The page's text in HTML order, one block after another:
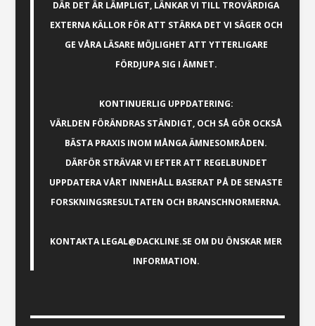
DÄR DET ÄR LÄMPLIGT, LÄNKAR VI TILL TROVÄRDIGA
EXTERNA KÄLLOR FÖR ATT STÄRKA DET VI SÄGER OCH
GE VÅRA LÄSARE MÖJLIGHET ATT YTTERLIGARE
FÖRDJUPA SIG I ÄMNET.
KONTINUERLIG UPPDATERING:
VÄRLDEN FÖRÄNDRAS STÄNDIGT, OCH SÅ GÖR OCKSÅ
BÄSTA PRAXIS INOM MÅNGA ÄMNESOMRÅDEN.
DÄRFÖR STRÄVAR VI EFTER ATT REGELBUNDET
UPPDATERA VÅRT INNEHÅLL BASERAT PÅ DE SENASTE
FORSKNINGSRESULTATEN OCH BRANSCHNORMERNA.
KONTAKTALEGAL@DACKLINE.SE OM DU ÖNSKAR MER
INFORMATION.